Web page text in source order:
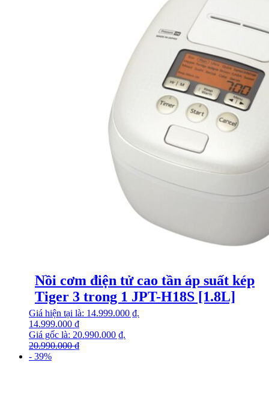
Nồi cơm điện tử cao tần áp suất kép
Tiger 3 trong 1 JPT-H18S [1.8L]
20.990.000₫
Giá gốc là: 20.990.000 ₫.
14.999.000 ₫
Giá hiện tại là: 14.999.000 ₫.
- 39%